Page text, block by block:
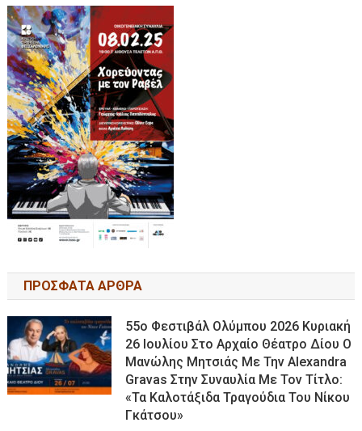
ΠΡΟΣΦΑΤΑ ΑΡΘΡΑ
55ο Φεστιβάλ Ολύμπου 2026 Κυριακή
26 Ιουλίου Στο Αρχαίο Θέατρο Δίου Ο
Μανώλης Μητσιάς Με Την Alexandra
Gravas Στην Συναυλία Με Τον Τίτλο:
«τα Καλοτάξιδα Τραγούδια Του Νίκου
Γκάτσου»